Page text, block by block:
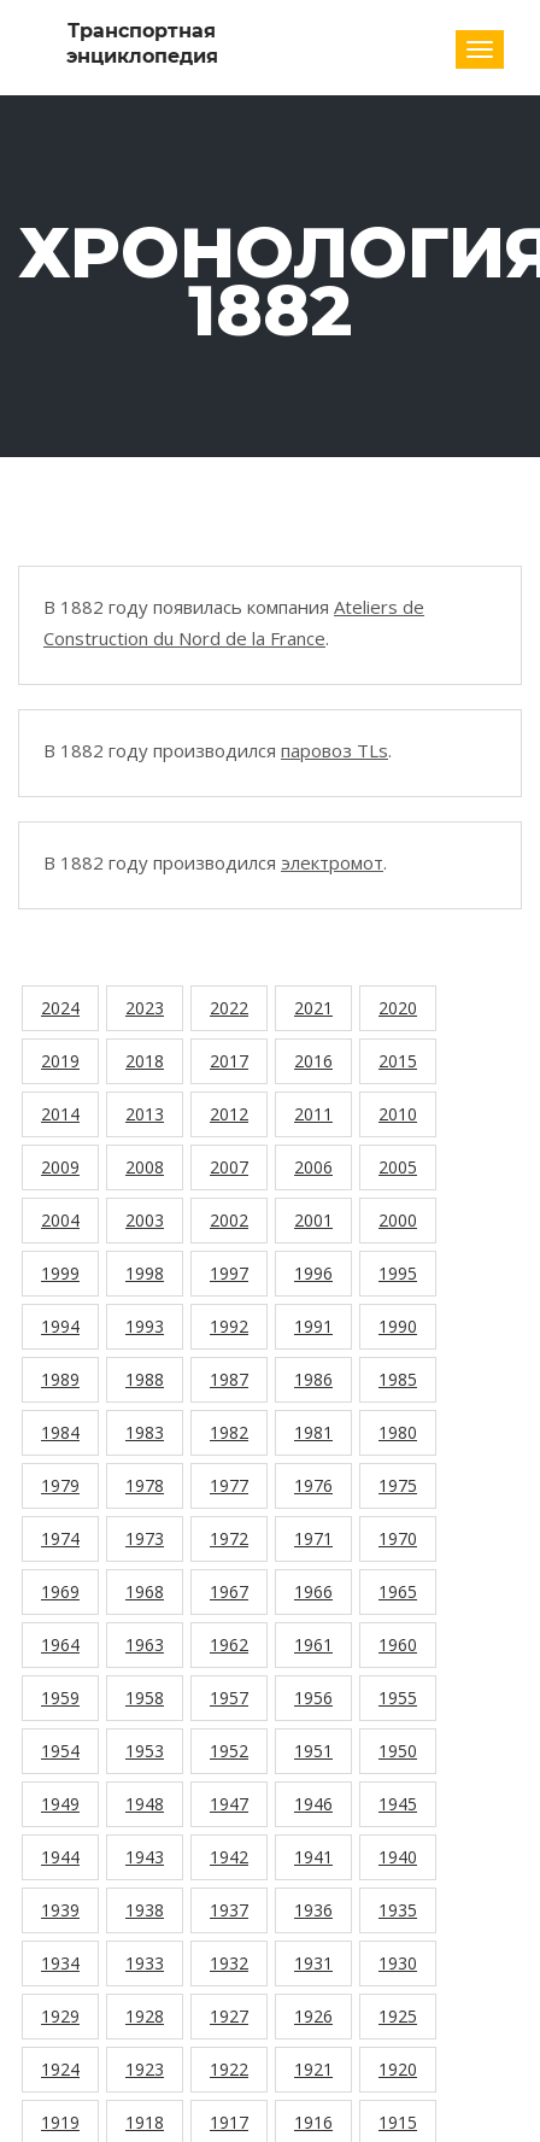
1882
В 1882 году появилась компания Ateliers de
Construction du Nord de la France.
В 1882 году производился паровоз TLs.
В 1882 году производился электромот.
2024 2023 2022 2021 2020
2019 2018 2017 2016 2015
2014 2013 2012 2011 2010
2009 2008 2007 2006 2005
2004 2003 2002 2001 2000
1999 1998 1997 1996 1995
1994 1993 1992 1991 1990
1989 1988 1987 1986 1985
1984 1983 1982 1981 1980
1979 1978 1977 1976 1975
1974 1973 1972 1971 1970
1969 1968 1967 1966 1965
1964 1963 1962 1961 1960
1959 1958 1957 1956 1955
1954 1953 1952 1951 1950
1949 1948 1947 1946 1945
1944 1943 1942 1941 1940
1939 1938 1937 1936 1935
1934 1933 1932 1931 1930
1929 1928 1927 1926 1925
1924 1923 1922 1921 1920
1919 1918 1917 1916 1915